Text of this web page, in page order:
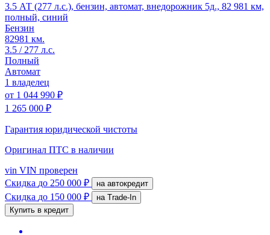
3.5 АТ (277 л.с.), бензин, автомат, внедорожник 5д., 82 981 км,
полный, синий
Бензин
82981 км.
3.5 / 277 л.с.
Полный
Автомат
1 владелец
от 1 044 990 ₽
1 265 000 ₽
Гарантия юридической чистоты
Оригинал ПТС в наличии
vin VIN проверен
Скидка до 250 000 ₽ на автокредит
Скидка до 150 000 ₽
на Trade-In
Купить в кредит